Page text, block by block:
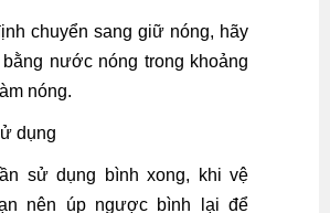
chuyển sang giữ nóng, hãy
nước nóng trong khoảng
nóng.
dụng
sử dụng bình xong, khi vệ
nên úp ngược bình lại để